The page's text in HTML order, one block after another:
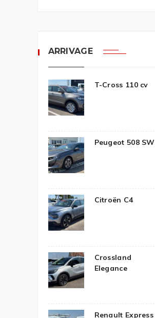
ARRIVAGE
T-Cross 110 cv
Peugeot 508 SW
Citroën C4
Crossland
Elegance
Renault Express